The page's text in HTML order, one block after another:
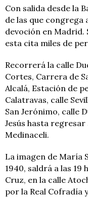
Con salida desde la
de las que congrega
devoción en Madrid.
esta cita miles de
Recorrerá la calle
Cortes, Carrera de
Alcalá, Estación de
Calatravas, calle
San Jerónimo, calle
Jesús hasta regresar
Medinaceli.
La imagen de María
1940, saldrá a las 19
Cruz, en la calle
por la Real Cofradía